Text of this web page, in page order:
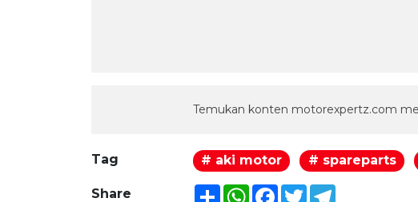
Temukan konten motorexpertz.com
Tag # aki motor # spareparts
Share ShareWhatsApp
Facebook
TwitterTelegram